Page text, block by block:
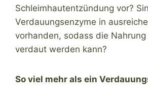
Schleimhautentzündung vor?
Verdauungsenzyme in
vorhanden, sodass die
verdaut werden kann?
So viel mehr als ein